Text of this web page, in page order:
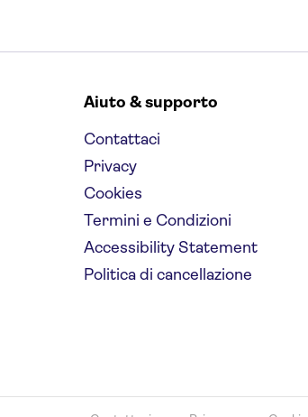
Aiuto & supporto
Contattaci
Privacy
Cookies
Termini e Condizioni
Accessibility Statement
Politica di cancellazione